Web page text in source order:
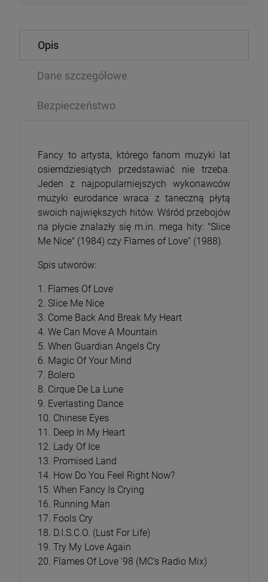
114,99 zł
Opis
Dane szczegółowe
Bezpieczeństwo
Fancy to artysta, którego fanom muzyki lat
osiemdziesiątych przedstawiać nie trzeba.
Jeden z najpopularniejszych wykonawców
muzyki eurodance wraca z taneczną płytą
swoich największych hitów. Wśród przebojów
na płycie znalazły się m.in. mega hity: "Slice
Me Nice" (1984) czy Flames of Love” (1988).
Spis utworów:
1. Flames Of Love
2. Slice Me Nice
3. Come Back And Break My Heart
4. We Can Move A Mountain
5. When Guardian Angels Cry
6. Magic Of Your Mind
7. Bolero
8. Cirque De La Lune
9. Everlasting Dance
10. Chinese Eyes
11. Deep In My Heart
12. Lady Of Ice
13. Promised Land
14. How Do You Feel Right Now?
15. When Fancy Is Crying
16. Running Man
17. Fools Cry
18. D.I.S.C.O. (Lust For Life)
19. Try My Love Again
20. Flames Of Love '98 (MC's Radio Mix)